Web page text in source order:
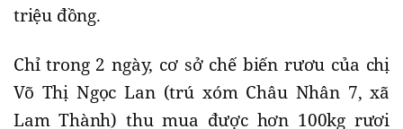
triệu đồng.
Chỉ trong 2 ngày, cơ sở chế biến rươu của chị
Võ Thị Ngọc Lan (trú xóm Châu Nhân 7, xã
Lam Thành) thu mua được hơn 100kg rươi